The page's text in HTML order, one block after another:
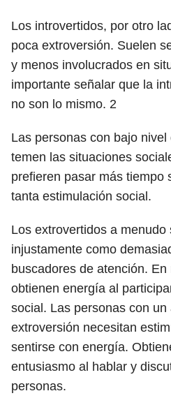
Los introvertidos, por otro
poca extroversión. Suelen
y menos involucrados en
importante señalar que la
no son lo mismo. 2
Las personas con bajo
temen las situaciones
prefieren pasar más tiempo
tanta estimulación social.
Los extrovertidos a
injustamente como
buscadores de atención.
obtienen energía al
social. Las personas con un
extroversión necesitan
sentirse con energía.
entusiasmo al hablar y
personas.